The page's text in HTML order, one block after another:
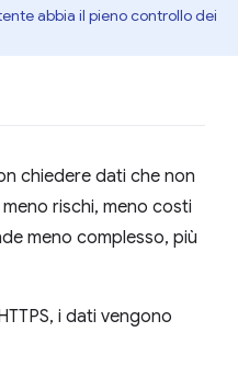
abbia il pieno controllo dei
chiedere dati che non
rischi, meno costi
meno complesso, più
i dati vengono